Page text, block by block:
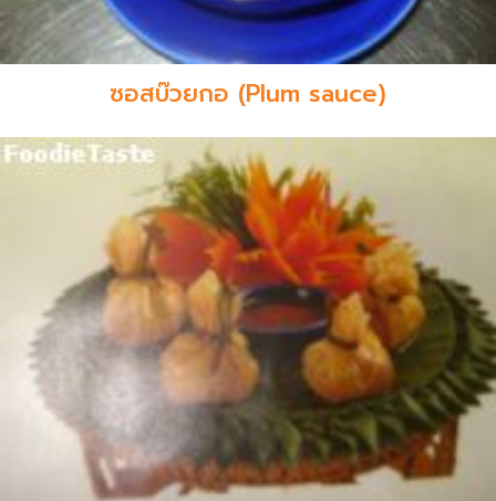
ซอสบ๊วยกอ (Plum sauce)